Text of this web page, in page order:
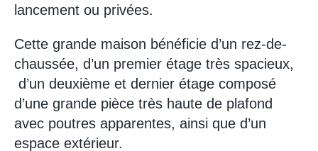
lancement ou privées.
Cette grande maison bénéficie d’un rez-de-
chaussée, d’un premier étage très spacieux,
d’un deuxième et dernier étage composé
d’une grande pièce très haute de plafond
avec poutres apparentes, ainsi que d’un
espace extérieur.